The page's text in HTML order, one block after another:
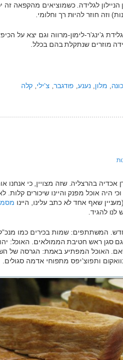
הניילון לגלידה. כשמוציאים מהקפאה
ג’ינג’ר-לימון-מרווה וגם יצא על
מוזרים שנתקלת בהם בכלל.
מלון נענע, פודגבר צ'ילי קלה
אכדיה בהרצליה. שזה מצויין, כי אנחנו
היה אוכל מפנק והיינו שיכורים
(מעניין שאף אחד לא כתב עלינו, היינו
להגיד.
המשתתפים: שמות בכירים כמו מנכ”ל
סגן ראש חטיבת הממולאים. האוכל:
האוכל המפתיע באמת: הגרסה של
ותפוצ’יפס מתפוחי אדמה סגולים.